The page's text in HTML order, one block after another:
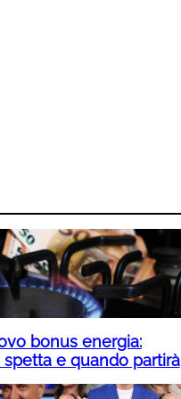
bonus energia:
spetta e quando partirà